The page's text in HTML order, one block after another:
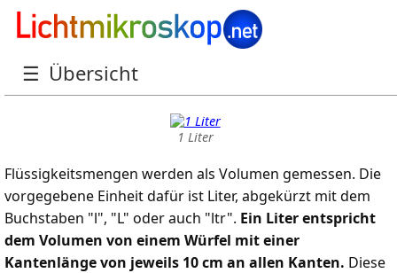
☰ Übersicht
Liter: Volumeneinheit für
Flüssigkeiten
1 Liter
Flüssigkeitsmengen werden als Volumen gemessen. Die
vorgegebene Einheit dafür ist Liter, abgekürzt mit dem
Buchstaben "l", "L" oder auch "ltr". Ein Liter entspricht
dem Volumen von einem Würfel mit einer
Kantenlänge von jeweils 10 cm an allen Kanten. Diese